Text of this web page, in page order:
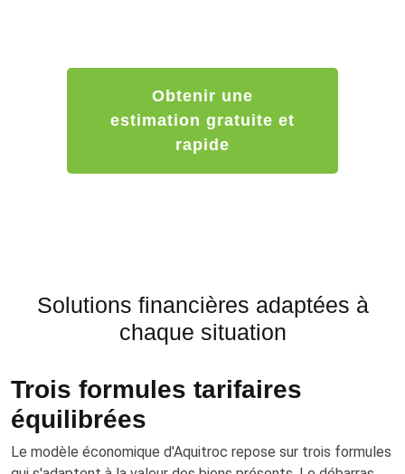
Obtenir une
estimation gratuite et
rapide
Solutions financières adaptées à
chaque situation
Trois formules tarifaires
équilibrées
Le modèle économique d'Aquitroc repose sur trois formules